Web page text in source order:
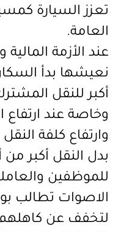
تعزز السيارة
العامة.
عند الأزمة المالية
نعيشها بدأ
أكبر للنقل
وخاصة عند
بدل النقل أكبر
للموظفين
الاصوات تطالب
لتخفف عن كاهلهم